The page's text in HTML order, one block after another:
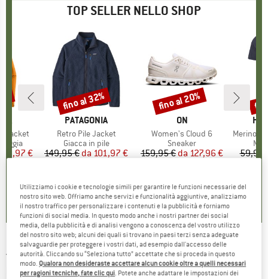
TOP SELLER NELLO SHOP
Jacket
ridotto
€
)
MARCHIO
PATAGONIA
Articolo
Retro Pile Jacket
Gruppo di prodotti
Giacca in pile
Prezzo
149,95 € Prezzo ridotto
da 101,97 €
4,6(71)
Sconto
fino al 32%
MARCHIO
ON
Articolo
Women's Cloud 6
Gruppo di prodotti
Sneaker
Prezzo
159,95 € Prezzo ridotto
da 127,96 €
4,7(48)
Sconto
fino al 20%
Articolo
MerinoMix150
59,95
JOHA -Kid's T-Shirt 18871 - Intimo lana
merinos
Utilizziamo i cookie e tecnologie simili per garantire le funzioni necessarie del
nostro sito web. Offriamo anche servizi e funzionalità aggiuntive, analizziamo
il nostro traffico per personalizzare i contenuti e la pubblicità e forniamo
funzioni di social media. In questo modo anche i nostri partner dei social
media, della pubblicità e di analisi vengono a conoscenza del vostro utilizzo
del nostro sito web; alcuni dei quali si trovano in paesi terzi senza adeguate
salvaguardie per proteggere i vostri dati, ad esempio dall'accesso delle
autorità. Cliccando su “Seleziona tutto” accettate che si proceda in questo
modo. Qualora non desideraste accettare alcun cookie oltre a quelli necessari
per ragioni tecniche, fate clic qui . Potete anche adattare le impostazioni dei